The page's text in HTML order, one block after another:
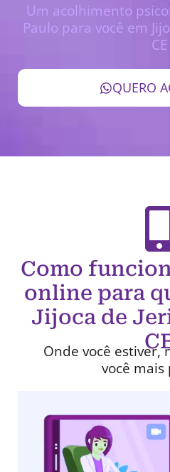
Um acolhimento
Paulo para você em
CE
QUERO
Como
online para
Jijoca de
Onde você estiver,
você mais